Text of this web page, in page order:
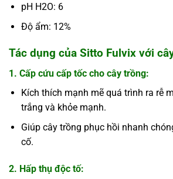
pH H2O: 6
Độ ẩm: 12%
Tác dụng của Sitto Fulvix với
1. Cấp cứu cấp tốc cho cây trồng:
Kích thích mạnh mẽ quá trình ra rễ
trắng và khỏe mạnh.
Giúp cây trồng phục hồi nhanh
cố.
2. Hấp thụ độc tố: